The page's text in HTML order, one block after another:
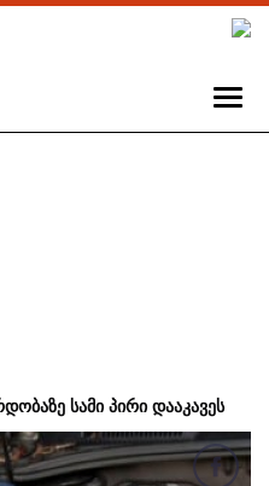
სამი პირი დააკავეს